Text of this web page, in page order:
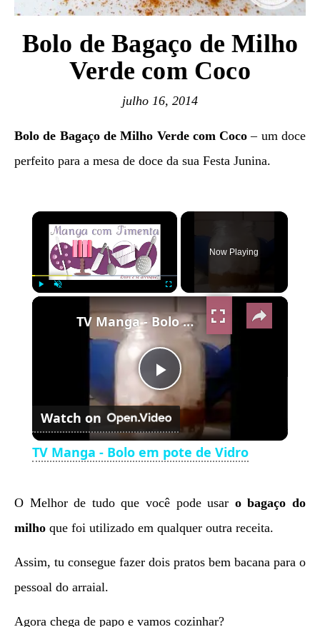
Bolo de Bagaço de Milho
Verde com Coco
julho 16, 2014
Bolo de Bagaço de Milho Verde com Coco – um doce
perfeito para a mesa de doce da sua Festa Junina.
×
Now Playing
×
Play
Video
TV Manga - Bolo em pote de Vidro
Watch on
TV Manga - Bolo em pote de Vidro
O Melhor de tudo que você pode usar o bagaço do
milho que foi utilizado em qualquer outra receita.
Assim, tu consegue fazer dois pratos bem bacana para o
pessoal do arraial.
Agora chega de papo e vamos cozinhar?